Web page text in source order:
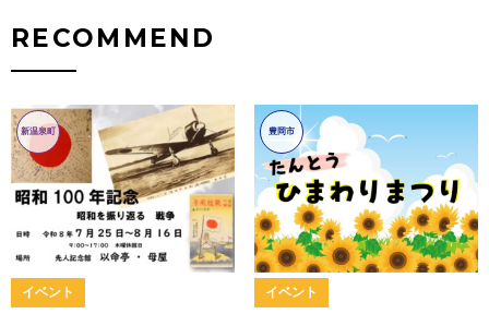
RECOMMEND
新温泉町
イベント
豊岡市
イベント